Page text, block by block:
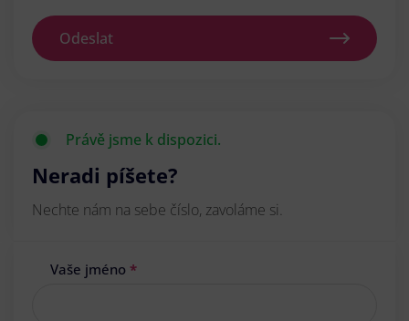
Odeslat
Právě jsme k dispozici.
Neradi píšete?
Nechte nám na sebe číslo, zavoláme si.
Vaše jméno *